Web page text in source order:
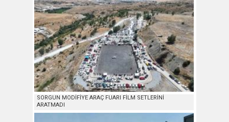
SORGUN MODİFİYE ARAÇ FUARI FİLM SETLERİNİ
ARATMADI